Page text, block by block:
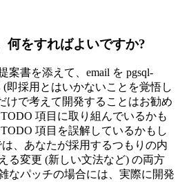
何をすればよいですか?
案書を添えて、email を pgsql-
(即採用とはいかないことを覚悟し
けで考えて開発することはお勧め
項目に取り組んでいるかも
項目を誤解しているかもし
、あなたが採用するつもりの内
る変更 (新しい文法など) の両方
なパッチの場合には、実際に開発